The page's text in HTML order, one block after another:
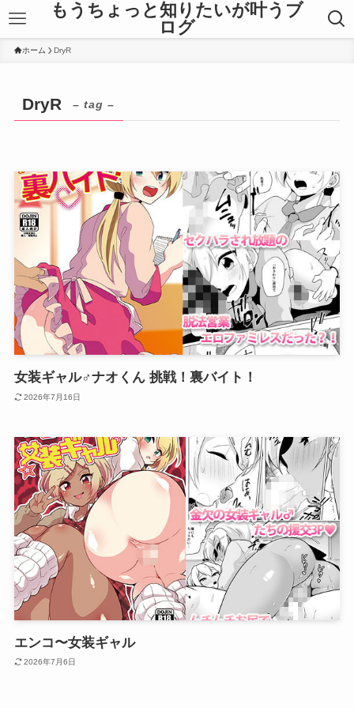
もうちょっと知りたいが叶うブ
ログ
ホーム DryR
DryR – tag –
女装ギャル♂ナオくん 挑戦！裏バイト！
2026年7月16日
エンコ〜女装ギャル
2026年7月6日